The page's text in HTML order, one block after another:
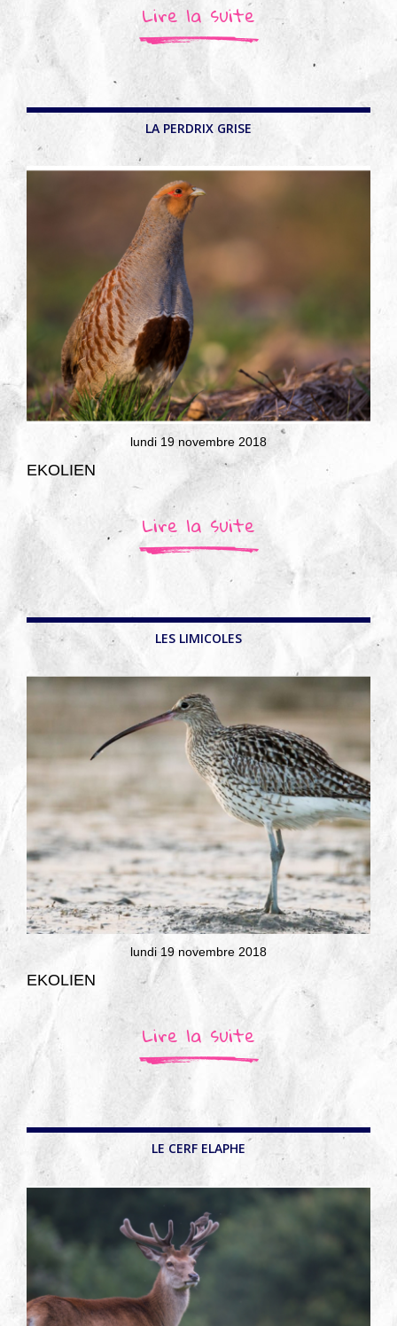
Lire la suite
LA PERDRIX GRISE
lundi 19 novembre 2018
EKOLIEN
Lire la suite
LES LIMICOLES
lundi 19 novembre 2018
EKOLIEN
Lire la suite
LE CERF ELAPHE